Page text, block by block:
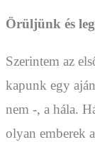
Örüljünk és
Szerintem az
kapunk egy
nem -, a hála.
olyan emberek